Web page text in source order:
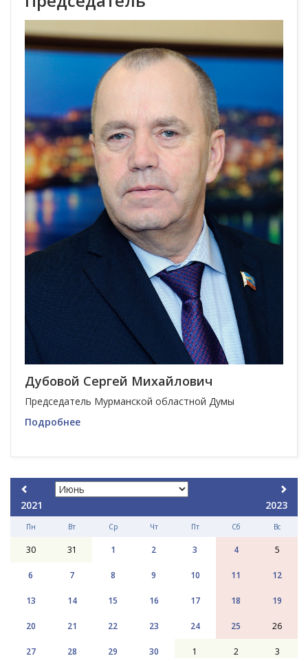
Дубовой Сергей Михайлович
Председатель Мурманской областной Думы
Подробнее
2021 2023
Пн Вт Ср Чт Пт Сб Вс
30 31 1 2 3 4 5
6 7 8 9 10 11 12
13 14 15 16 17 18 19
20 21 22 23 24 25 26
27 28 29 30 1 2 3